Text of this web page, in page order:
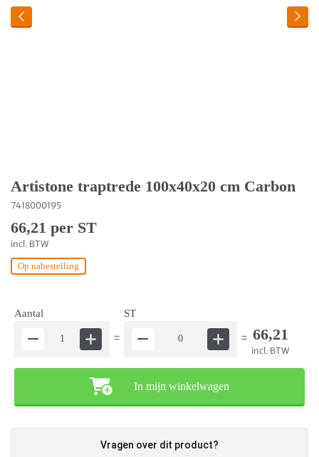
Artistone traptrede 100x40x20 cm Carbon
7418000195
66,21 per ST
incl. BTW
Op nabestelling
Aantal
=
ST
= 66,21
incl. BTW
In mijn winkelwagen
Vragen over dit product?